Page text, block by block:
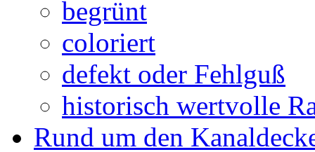
begrünt
coloriert
defekt oder Fehlguß
historisch wertvolle
Rund um den